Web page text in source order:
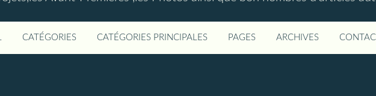
CATÉGORIES CATÉGORIES PRINCIPALES PAGES ARCHIVES